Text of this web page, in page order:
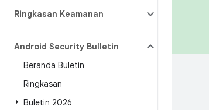
Ringkasan Keamanan
Android Security Bulletin
Beranda Buletin
Ringkasan
Buletin 2026